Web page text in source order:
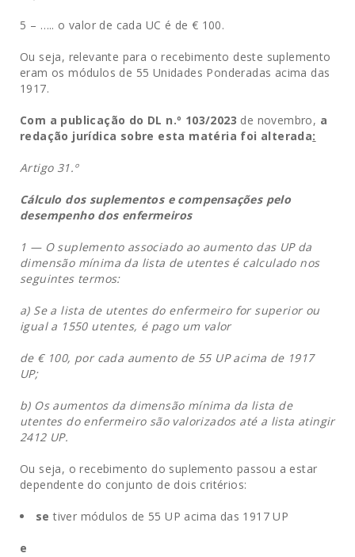
5 – ….. o valor de cada UC é de € 100.
Ou seja, relevante para o recebimento deste suplemento
eram os módulos de 55 Unidades Ponderadas acima das
1917.
Com a publicação do DL n.º 103/2023 de novembro, a
redação jurídica sobre esta matéria foi alterada:
Artigo 31.º
Cálculo dos suplementos e compensações pelo
desempenho dos enfermeiros
1 — O suplemento associado ao aumento das UP da
dimensão mínima da lista de utentes é calculado nos
seguintes termos:
a) Se a lista de utentes do enfermeiro for superior ou
igual a 1550 utentes, é pago um valor
de € 100, por cada aumento de 55 UP acima de 1917
UP;
b) Os aumentos da dimensão mínima da lista de
utentes do enfermeiro são valorizados até a lista atingir
2412 UP.
Ou seja, o recebimento do suplemento passou a estar
dependente do conjunto de dois critérios:
se tiver módulos de 55 UP acima das 1917 UP
e